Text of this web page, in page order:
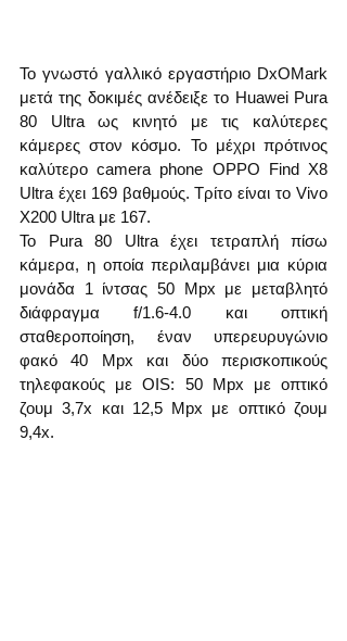
Το γνωστό γαλλικό εργαστήριο DxOMark
μετά της δοκιμές ανέδειξε το Huawei Pura
80 Ultra ως κινητό με τις καλύτερες
κάμερες στον κόσμο. Το μέχρι πρότινος
καλύτερο camera phone OPPO Find X8
Ultra έχει 169 βαθμούς. Τρίτο είναι το Vivo
X200 Ultra με 167.
Το Pura 80 Ultra έχει τετραπλή πίσω
κάμερα, η οποία περιλαμβάνει μια κύρια
μονάδα 1 ίντσας 50 Mpx με μεταβλητό
διάφραγμα f/1.6-4.0 και οπτική
σταθεροποίηση, έναν υπερευρυγώνιο
φακό 40 Mpx και δύο περισκοπικούς
τηλεφακούς με OIS: 50 Mpx με οπτικό
ζουμ 3,7x και 12,5 Mpx με οπτικό ζουμ
9,4x.